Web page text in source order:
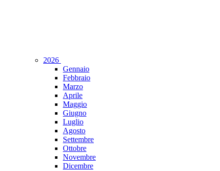
2026
Gennaio
Febbraio
Marzo
Aprile
Maggio
Giugno
Luglio
Agosto
Settembre
Ottobre
Novembre
Dicembre